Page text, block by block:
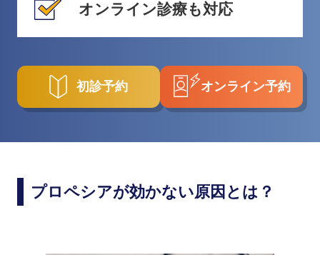
オンライン診療も対応
初診予約 オンライン予約
プロペシアが効かない原因とは？